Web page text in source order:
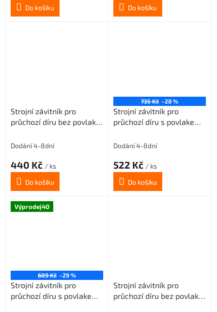
Do košíku
Do košíku
Strojní závitník pro
průchozí díru bez povlaku
Dodání 4-8dní
440 Kč / ks
Do košíku
735 Kč –28 %
Strojní závitník pro
průchozí díru s povlakem
ISO2/6H
Dodání 4-8dní
522 Kč / ks
Do košíku
Výprodej40
609 Kč –29 %
Strojní závitník pro
průchozí díru s povlakem
Strojní závitník pro
průchozí díru bez povlaku